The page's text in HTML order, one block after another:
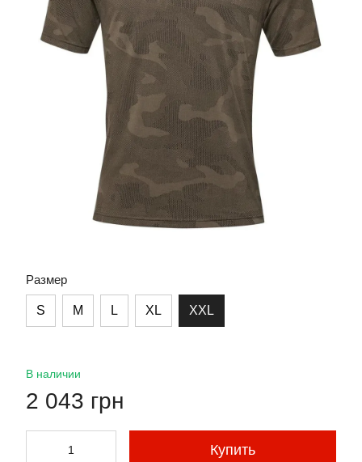
Размер
S M L XL XXL
В наличии
2 043 грн
Купить